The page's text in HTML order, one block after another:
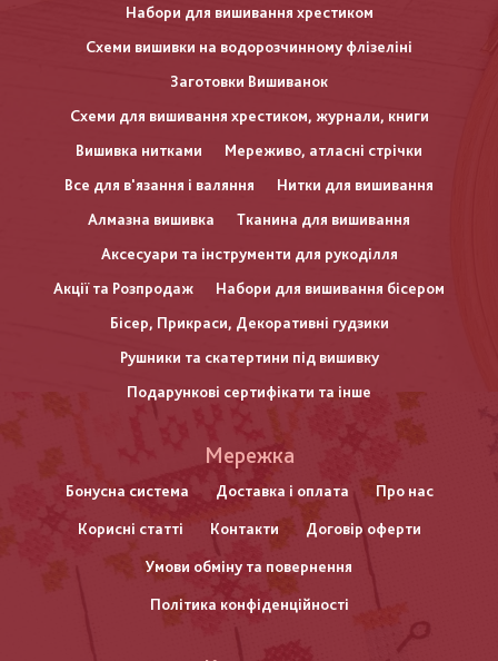
Набори для вишивання хрестиком
Схеми вишивки на водорозчинному флізеліні
Заготовки Вишиванок
Схеми для вишивання хрестиком, журнали, книги
Вишивка нитками
Мереживо, атласні стрічки
Все для в'язання і валяння
Нитки для вишивання
Алмазна вишивка
Тканина для вишивання
Аксесуари та інструменти для рукоділля
Акції та Розпродаж
Набори для вишивання бісером
Бісер, Прикраси, Декоративні гудзики
Рушники та скатертини під вишивку
Подарункові сертифікати та інше
нижнього
колонтитулу
Мережка
Бонусна система Доставка і оплата Про нас
Корисні статті Контакти Договір оферти
Умови обміну та повернення
Політика конфіденційності